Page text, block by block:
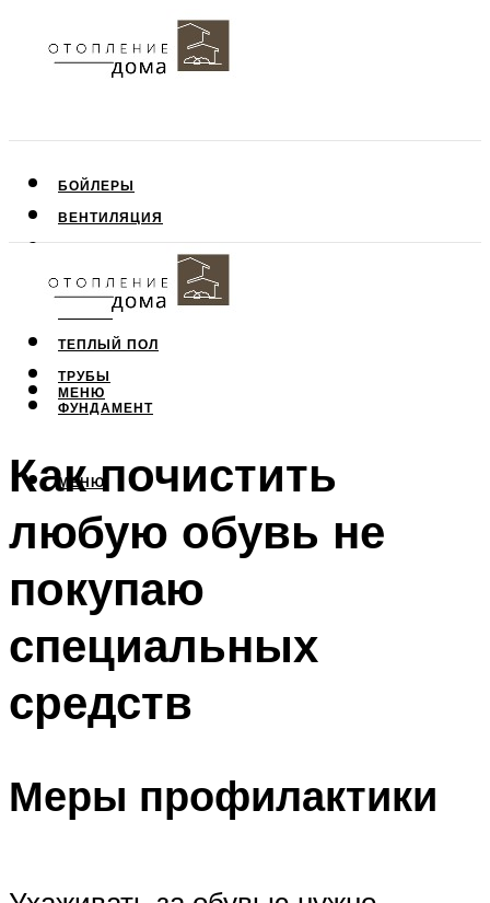
БОЙЛЕРЫ
ВЕНТИЛЯЦИЯ
ПОТОЛОК
СТЕНЫ
ТЕПЛЫЙ ПОЛ
ТРУБЫ
ФУНДАМЕНТ
МЕНЮ
МЕНЮ
Как почистить
любую обувь не
покупаю
специальных
средств
Меры профилактики